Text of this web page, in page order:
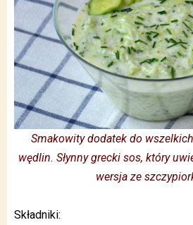
Smakowity dodatek do
wędlin. Słynny grecki sos, który
wersja ze
Składniki: